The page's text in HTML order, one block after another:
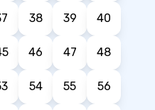
38 39 40
46 47 48
54 55 56